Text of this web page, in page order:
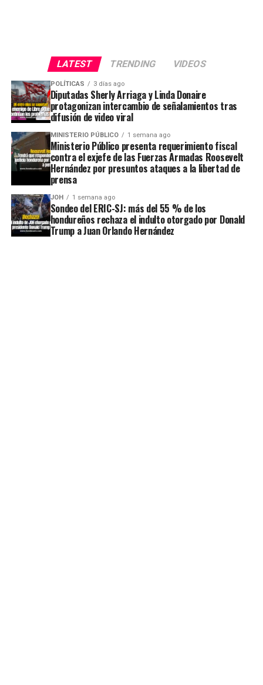
LATEST TRENDING VIDEOS
POLÍTICAS 3 días ago
Diputadas Sherly Arriaga y Linda Donaire
protagonizan intercambio de señalamientos tras
difusión de video viral
MINISTERIO PÚBLICO 1 semana ago
Ministerio Público presenta requerimiento fiscal
contra el exjefe de las Fuerzas Armadas Roosevelt
Hernández por presuntos ataques a la libertad de
prensa
JOH 1 semana ago
Sondeo del ERIC-SJ: más del 55 % de los
hondureños rechaza el indulto otorgado por Donald
Trump a Juan Orlando Hernández